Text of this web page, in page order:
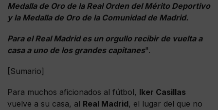
Medalla de Oro de la Real Orden del Mérito Deportivo
y la Medalla de Oro de la Comunidad de Madrid.
Para el Real Madrid es un orgullo recibir de vuelta a
casa a uno de los grandes capitanes".
[Sumario]
Para muchos aficionados al fútbol, Iker Casillas
vuelve a su casa, al Real Madrid, el lugar del que no